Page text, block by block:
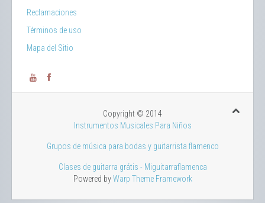
Reclamaciones
Términos de uso
Mapa del Sitio
Copyright © 2014
Instrumentos Musicales Para Niños
Grupos de música para bodas y guitarrista flamenco
Clases de guitarra grátis - Miguitarraflamenca
Powered byWarp Theme Framework